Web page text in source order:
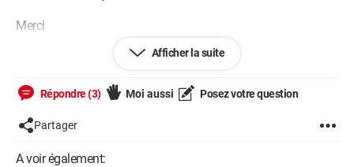
Merci
Afficher la suite
Répondre (3) Moi aussi Posez votre question
Partager
A voir également: